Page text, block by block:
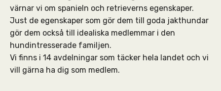
värnar vi om spanieln och retrieverns egenskaper.
Just de egenskaper som gör dem till goda jakthundar
gör dem också till idealiska medlemmar i den
hundintresserade familjen.
Vi finns i 14 avdelningar som täcker hela landet och vi
vill gärna ha dig som medlem.